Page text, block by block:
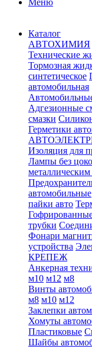
Меню
Каталог
АВТОХИМИЯ
Технические
Тормозная
синтетическое
автомобильная
Адгезионные
смазки
Герметики
Изоляция для
Лампы без
автомобильные
пайки авто
трубки
Фонари
устройства
КРЕПЕЖ
Анкерная
м10 м12 м8
Винты
м8 м10 м12
Заклепки
Хомуты
Пластиковые
Шайбы